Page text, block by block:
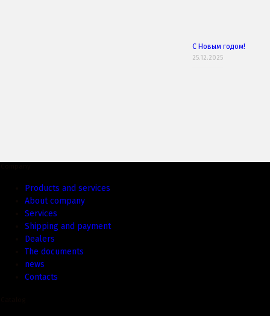
С Новым годом!
25.12.2025
Products and services
About company
Services
Shipping and payment
Dealers
The documents
news
Contacts